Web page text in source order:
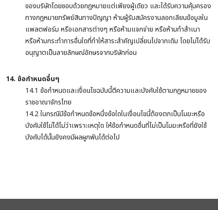
ของบริษัทโดยชอบด้วยกฎหมายแต่เพียงผู้เดียว และได้รับความคุ้มครอง
ทางกฎหมายทรัพย์สินทางปัญญา ห้ามผู้รับสมัครงานลอกเลียนข้อมูลใน
แพลตฟอร์ม หรือเอกสารต่างๆ หรือห้ามแจกจ่าย หรือห้ามทำสำเนา
หรือห้ามกระทำการอื่นใดที่ทำให้สาระสำคัญเปลี่ยนไปจากเดิม โดยไม่ได้รับ
อนุญาตเป็นลายลักษณ์อักษรจากบริษัทก่อน
14. ข้อกำหนดอื่นๆ
14.1 ข้อกำหนดและเงื่อนไขฉบับนี้ตีความและบังคับใช้ตามกฎหมายของ
ราชอาณาจักรไทย
14.2 ในกรณีมีข้อกำหนดข้อหนึ่งข้อใดในเงื่อนไขนี้ต้องตกเป็นโมฆะหรือ
บังคับใช้ไม่ได้ไม่ว่าเพราะเหตุใด ให้ข้อกำหนดอื่นที่ไม่เป็นโมฆะหรือที่ยังใช้
บังคับได้นั้นยังคงมีผลผูกพันได้ต่อไป